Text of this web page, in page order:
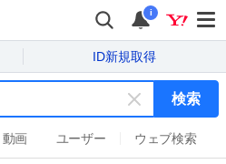
i
ID新規取得
キ
ー
ワ
検索
動画 ユーザー ウェブ検索